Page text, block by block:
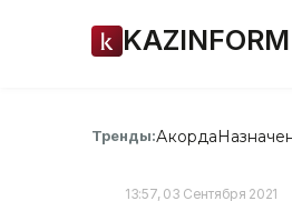
KAZINFORM
Тренды:Акорда
13:57, 03 Сентября 2021